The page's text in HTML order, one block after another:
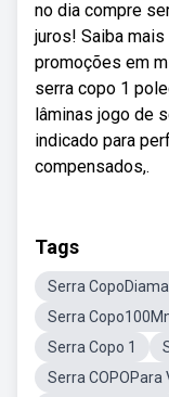
no dia compre
juros! Saiba
promoções em
serra copo 1
lâminas jogo de
indicado para
compensados,.
Tags
Serra
Serra
Serra Copo 1
Serra COPOPara